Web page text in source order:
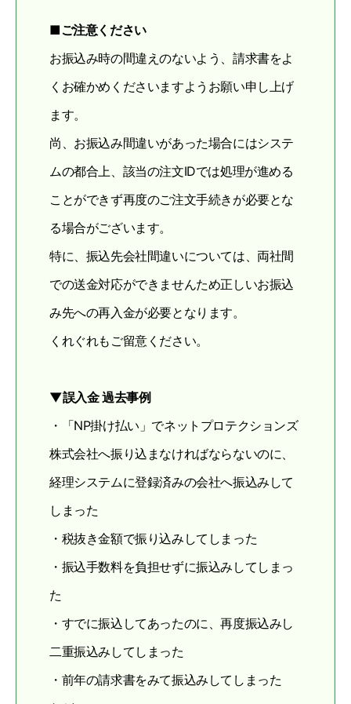
■ご注意ください
お振込み時の間違えのないよう、請求書をよ
くお確かめくださいますようお願い申し上げ
ます。
尚、お振込み間違いがあった場合にはシステ
ムの都合上、該当の注文IDでは処理が進める
ことができず再度のご注文手続きが必要とな
る場合がございます。
特に、振込先会社間違いについては、両社間
での送金対応ができませんため正しいお振込
み先への再入金が必要となります。
くれぐれもご留意ください。
▼誤入金 過去事例
・「NP掛け払い」でネットプロテクションズ
株式会社へ振り込まなければならないのに、
経理システムに登録済みの会社へ振込みして
しまった
・税抜き金額で振り込みしてしまった
・振込手数料を負担せずに振込みしてしまっ
た
・すでに振込してあったのに、再度振込みし
二重振込みしてしまった
・前年の請求書をみて振込みしてしまった